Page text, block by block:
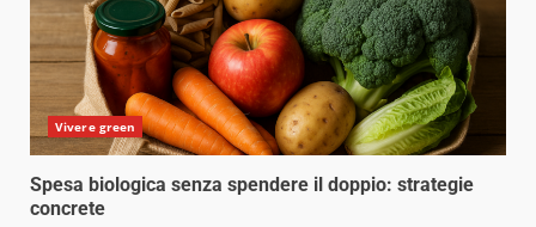
Vivere green
Spesa biologica senza spendere il doppio: strategie
concrete